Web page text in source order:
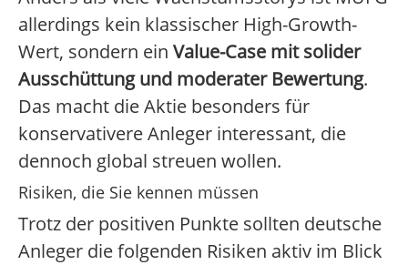
allerdings kein klassischer High-Growth-
Wert, sondern ein Value-Case mit solider
Ausschüttung und moderater Bewertung.
Das macht die Aktie besonders für
konservativere Anleger interessant, die
dennoch global streuen wollen.
Risiken, die Sie kennen müssen
Trotz der positiven Punkte sollten deutsche
Anleger die folgenden Risiken aktiv im Blick